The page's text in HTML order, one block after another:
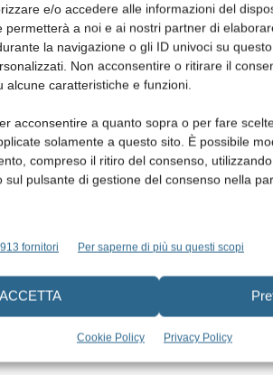
e/o accedere alle informazioni del
permetterà a noi e ai nostri partner di
la navigazione o gli ID univoci su
Non acconsentire o ritirare il
alcune caratteristiche e funzioni.
acconsentire a quanto sopra o per fare
solamente a questo sito. È possibile
compreso il ritiro del consenso,
sul pulsante di gestione del consenso nella
fornitori Per saperne di più su questi scopi
ACCETTA
Cookie Policy Privacy Policy